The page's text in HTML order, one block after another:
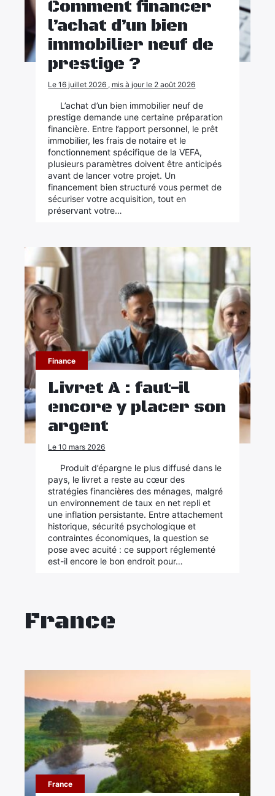
Comment financer
l’achat d’un bien
immobilier neuf de
prestige ?
Le 16 juillet 2026 , mis à jour le 2 août 2026
L’achat d’un bien immobilier neuf de
prestige demande une certaine préparation
financière. Entre l’apport personnel, le prêt
immobilier, les frais de notaire et le
fonctionnement spécifique de la VEFA,
plusieurs paramètres doivent être anticipés
avant de lancer votre projet. Un
financement bien structuré vous permet de
sécuriser votre acquisition, tout en
préservant votre…
Finance
Livret A : faut-il
encore y placer son
argent
Le 10 mars 2026
Produit d’épargne le plus diffusé dans le
pays, le livret a reste au cœur des
stratégies financières des ménages, malgré
un environnement de taux en net repli et
une inflation persistante. Entre attachement
historique, sécurité psychologique et
contraintes économiques, la question se
pose avec acuité : ce support réglementé
est-il encore le bon endroit pour…
France
France